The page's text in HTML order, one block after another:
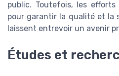
public. Toutefois, les efforts
pour garantir la qualité et la
laissent entrevoir un avenir
Études et